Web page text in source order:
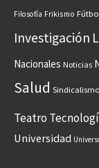
Filosofía Frikismo
Investigación
Nacionales Noticias
Salud Sindicalismo
Teatro
Universidad